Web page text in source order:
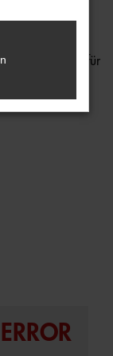
die
ein. Zudem
– und das Tag für